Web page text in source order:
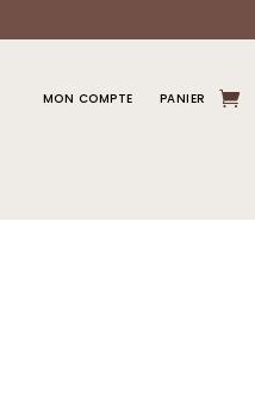
MON COMPTE PANIER